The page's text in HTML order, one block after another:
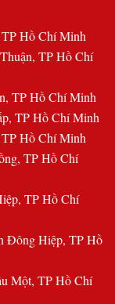
Hồ Chí Minh
TP Hồ Chí
TP Hồ Chí Minh
TP Hồ Chí Minh
Hồ Chí Minh
TP Hồ Chí
TP Hồ Chí
Đông Hiệp, TP Hồ
Một, TP Hồ Chí